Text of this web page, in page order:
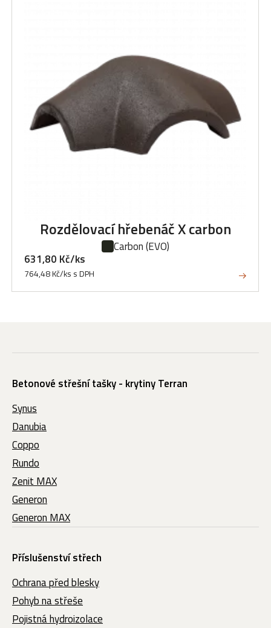
Rozdělovací hřebenáč X carbon
Carbon(EVO)
631,80 Kč/ks
764,48 Kč/ks s DPH
Betonové střešní tašky - krytiny Terran
Synus
Danubia
Coppo
Rundo
Zenit MAX
Generon
Generon MAX
Příslušenství střech
Ochrana před blesky
Pohyb na střeše
Pojistná hydroizolace